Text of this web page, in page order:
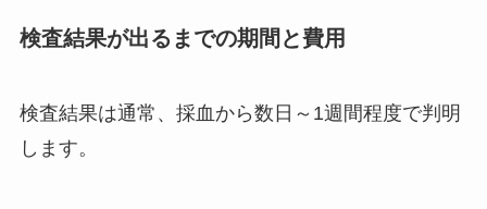
検査結果が出るまでの期間と費用
検査結果は通常、採血から数日～1週間程度で判明
します。